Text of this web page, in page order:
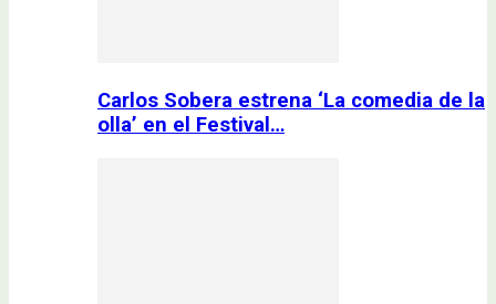
Carlos Sobera estrena ‘La comedia de la
olla’ en el Festival…